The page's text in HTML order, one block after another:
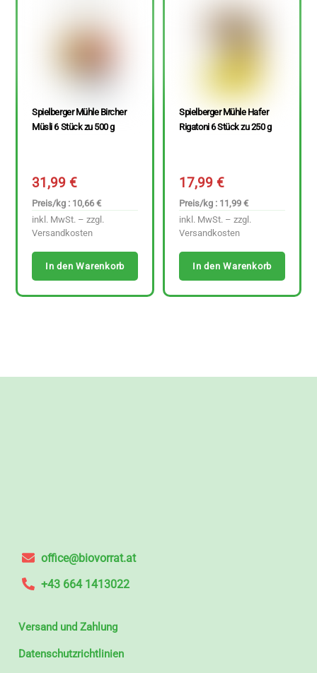
Spielberger Mühle Bircher
Müsli 6 Stück zu 500 g
31,99€
Preis/kg : 10,66 €
inkl. MwSt. – zzgl.
Versandkosten
In den Warenkorb
Spielberger Mühle Hafer
Rigatoni 6 Stück zu 250 g
17,99€
Preis/kg : 11,99 €
inkl. MwSt. – zzgl.
Versandkosten
In den Warenkorb
office@biovorrat.at
+43 664 1413022
Versand und Zahlung
Datenschutzrichtlinien